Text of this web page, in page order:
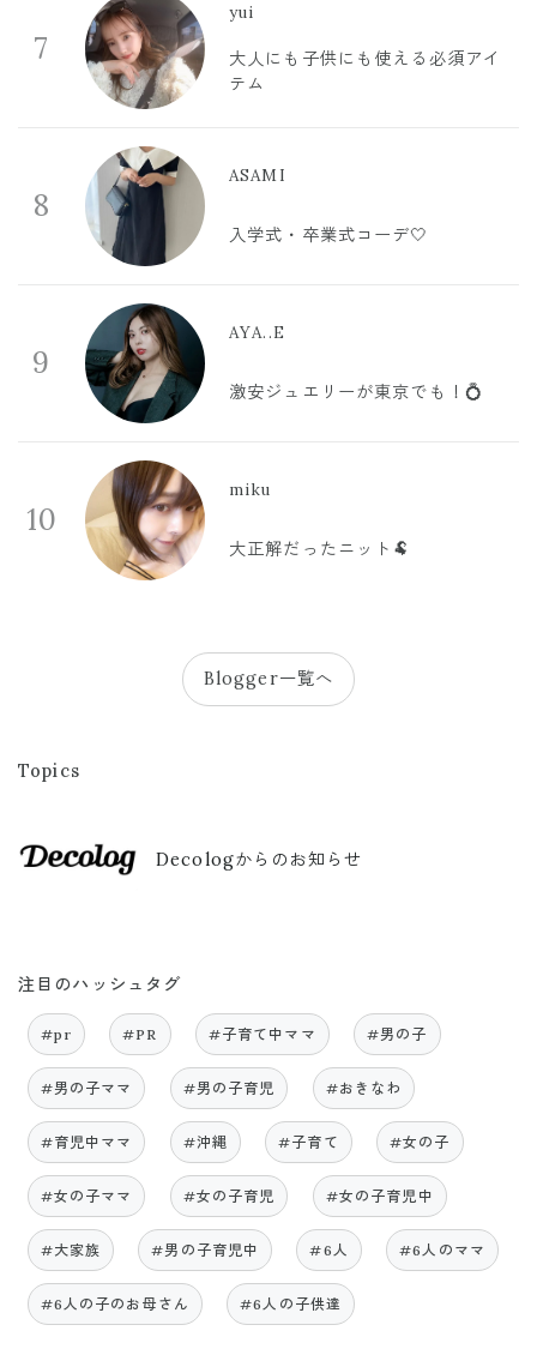
7
yui
大人にも子供にも使える必須アイ
テム
8
ASAMI
入学式・卒業式コーデ🤍
9
AYA..E
激安ジュエリーが東京でも！💍
10
miku
大正解だったニット🐏
Blogger一覧へ
Topics
Decologからのお知らせ
注目のハッシュタグ
#pr #PR #子育て中ママ #男の子
#男の子ママ #男の子育児 #おきなわ
#育児中ママ #沖縄 #子育て #女の子
#女の子ママ #女の子育児 #女の子育児中
#大家族 #男の子育児中 #6人 #6人のママ
#6人の子のお母さん #6人の子供達